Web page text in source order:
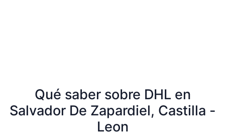
Qué saber sobre DHL en
Salvador De Zapardiel, Castilla -
Leon